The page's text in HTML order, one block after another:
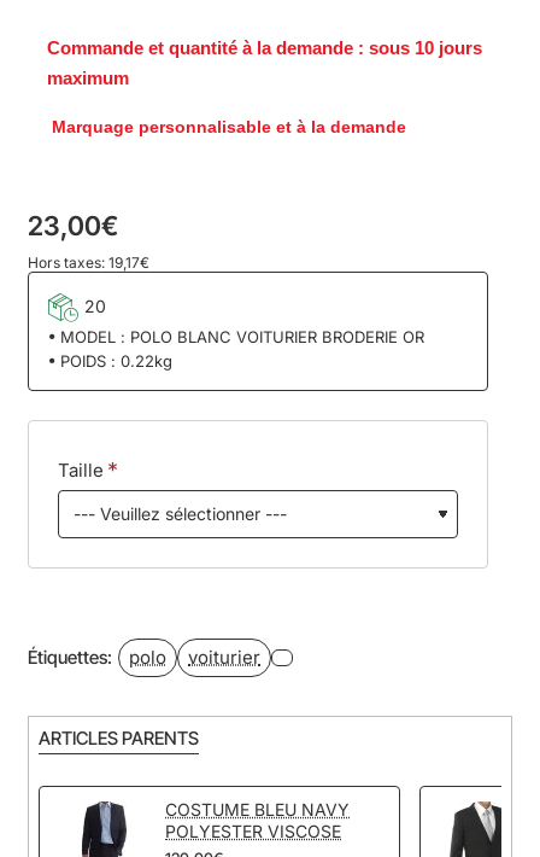
Commande et quantité à la demande : sous 10 jours
maximum
Marquage personnalisable et à la demande
23,00€
Hors taxes: 19,17€
20
MODEL : POLO BLANC VOITURIER BRODERIE OR
POIDS : 0.22kg
Taille
Étiquettes: polo voiturier
ARTICLES PARENTS
COSTUME BLEU NAVY
POLYESTER VISCOSE